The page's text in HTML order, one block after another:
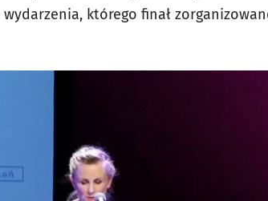
wydarzenia, którego finał